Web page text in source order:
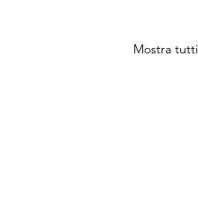
Mostra tutti